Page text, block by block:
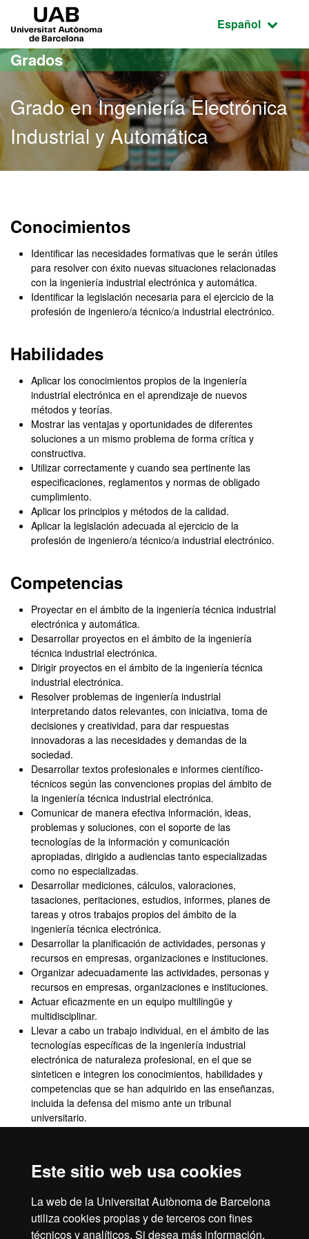
Este sitio web usa cookies
La web de la Universitat Autònoma de Barcelona
utiliza cookies propias y de terceros con fines
técnicos y analíticos. Si desea más información,
Acceso al contenido principal
Acceso a la navegación de la página
Idioma
Español
Grados
Grado en Ingeniería Electrónica
Industrial y Automática
Conocimientos
Identificar las necesidades formativas que le serán útiles
para resolver con éxito nuevas situaciones relacionadas
con la ingeniería industrial electrónica y automática.
Identificar la legislación necesaria para el ejercicio de la
profesión de ingeniero/a técnico/a industrial electrónico.
Habilidades
Aplicar los conocimientos propios de la ingeniería
industrial electrónica en el aprendizaje de nuevos
métodos y teorías.
Mostrar las ventajas y oportunidades de diferentes
soluciones a un mismo problema de forma crítica y
constructiva.
Utilizar correctamente y cuando sea pertinente las
especificaciones, reglamentos y normas de obligado
cumplimiento.
Aplicar los principios y métodos de la calidad.
Aplicar la legislación adecuada al ejercicio de la
profesión de ingeniero/a técnico/a industrial electrónico.
Competencias
Proyectar en el ámbito de la ingeniería técnica industrial
electrónica y automática.
Desarrollar proyectos en el ámbito de la ingeniería
técnica industrial electrónica.
Dirigir proyectos en el ámbito de la ingeniería técnica
industrial electrónica.
Resolver problemas de ingeniería industrial
interpretando datos relevantes, con iniciativa, toma de
decisiones y creatividad, para dar respuestas
innovadoras a las necesidades y demandas de la
sociedad.
Desarrollar textos profesionales e informes científico-
técnicos según las convenciones propias del ámbito de
la ingeniería técnica industrial electrónica.
Comunicar de manera efectiva información, ideas,
problemas y soluciones, con el soporte de las
tecnologías de la información y comunicación
apropiadas, dirigido a audiencias tanto especializadas
como no especializadas.
Desarrollar mediciones, cálculos, valoraciones,
tasaciones, peritaciones, estudios, informes, planes de
tareas y otros trabajos propios del ámbito de la
ingeniería técnica electrónica.
Desarrollar la planificación de actividades, personas y
recursos en empresas, organizaciones e instituciones.
Organizar adecuadamente las actividades, personas y
recursos en empresas, organizaciones e instituciones.
Actuar eficazmente en un equipo multilingüe y
multidisciplinar.
Llevar a cabo un trabajo individual, en el ámbito de las
tecnologías específicas de la ingeniería industrial
electrónica de naturaleza profesional, en el que se
sinteticen e integren los conocimientos, habilidades y
competencias que se han adquirido en las enseñanzas,
incluida la defensa del mismo ante un tribunal
universitario.
diversidad y los valores democráticos, desigualdades
medioambiental.